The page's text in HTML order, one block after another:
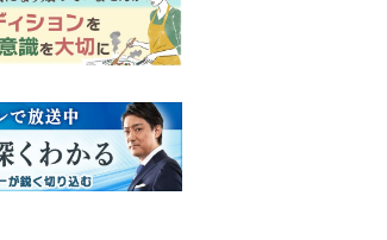
に感染が収束。黒川
にある提案をする＜
あり＞
を許しあう咲子と樹
うすぐ一周忌なんで
過ぎたら…」＜ネタバ
リ！ご近所姑】「こ
捨ててまえ！」おば